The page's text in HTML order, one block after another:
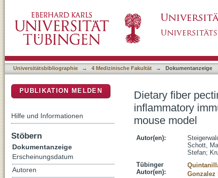
an experimental peach allergy mouse model
Universitätsbibliographie → 4 Medizinische Fakultät → Dokumentanzeige
Dietary fiber
inflammatory
mouse model
Autor(en):
Schott,
Stefan;
Tübinger
Autor(en):
Gonzalez
PUBLIKATION MELDEN
Hilfe und Informationen
Stöbern
Dokumentanzeige
Erscheinungsdatum
Autoren